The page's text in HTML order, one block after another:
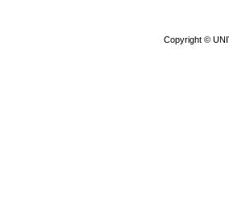
Copyright ©